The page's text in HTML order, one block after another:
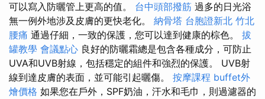
可以寫入防曬管上更高的值。 台中頭部撥筋 過多的日光浴
無一例外地涉及皮膚的更快老化。 納骨塔 台胞證新北 竹北
腰痛 通過仔細，一致的保護，您可以達到健康的棕色。 拔
罐教學 會議點心 良好的防曬霜總是包含各種成分，可防止
UVA和UVB射線，包括穩定的組件和強烈的保護。 UVB射
線到達皮膚的表面，並可能引起曬傷。 按摩課程 buffet外
燴價格 如果您在戶外，SPF奶油，汗水和毛巾，則過濾器的